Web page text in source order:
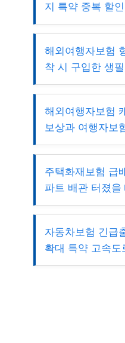
지 특약 중복 할
해외여행자보험
착 시 구입한 생
해외여행자보험
보상과 여행자보
주택화재보험 급
파트 배관 터졌을
자동차보험 긴급
확대 특약 고속도